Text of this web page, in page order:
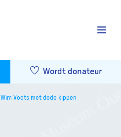
Wordt donateur
Wim Voets met dode kippen